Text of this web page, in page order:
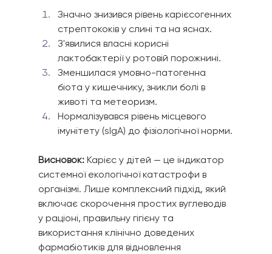
Значно знизився рівень карієсогенних
стрептококів у слині та на яснах.
З'явилися власні корисні
лактобактерії у ротовій порожнині.
Зменшилася умовно-патогенна
біота у кишечнику, зникли болі в
животі та метеоризм.
Нормалізувався рівень місцевого
імунітету (sIgA) до фізіологічної норми.
Висновок: Карієс у дітей — це індикатор
системної екологічної катастрофи в
організмі. Лише комплексний підхід, який
включає скорочення простих вуглеводів
у раціоні, правильну гігієну та
використання клінічно доведених
фармабіотиків для відновлення